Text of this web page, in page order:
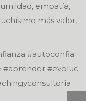
empatía,
más valor,
#autoconfia
#aprender #evoluc